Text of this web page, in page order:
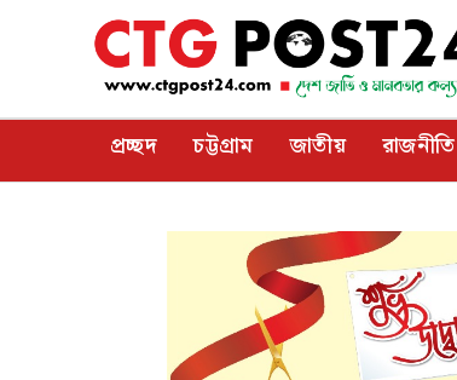
প্রচ্ছদ চট্টগ্রাম জাতীয় রাজনীতি